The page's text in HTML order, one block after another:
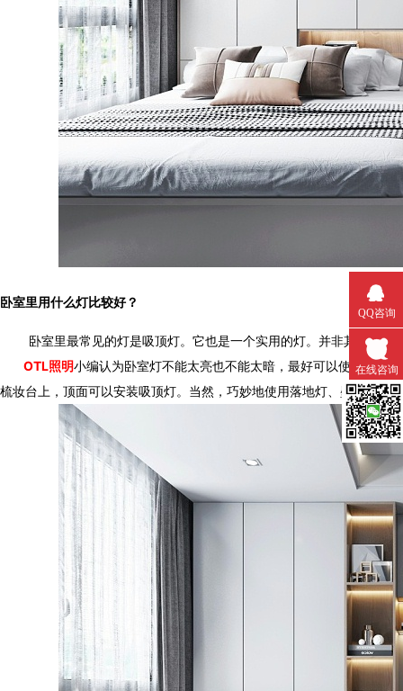
卧室里用什么灯比较好？
卧室里最常见的灯是吸顶灯。它也是一个实用的灯。并非其他灯具不
OTL照明小编认为卧室灯不能太亮也不能太暗，最好可以使用暖灯让卧
梳妆台上，顶面可以安装吸顶灯。当然，巧妙地使用落地灯、壁灯
QQ咨询
在线咨询
微信扫一扫